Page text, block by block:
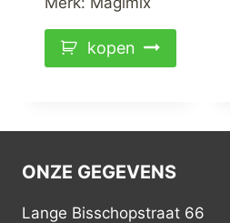
kopen
ONZE GEGEVENS
Lange Bisschopstraat 66